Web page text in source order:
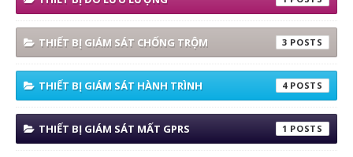
THIẾT BỊ GIÁM SÁT CHỐNG TRỘM 3
THIẾT BỊ GIÁM SÁT HÀNH TRÌNH 4
THIẾT BỊ GIÁM SÁT MẤT GPRS 1